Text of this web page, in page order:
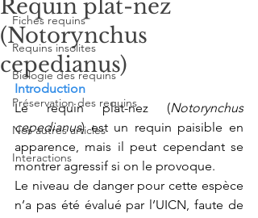
Fiches requins
Requins insolites
Biologie des requins
Préservation des requins
Nos autres articles
Interactions
Requin plat-nez
(Notorynchus
cepedianus)
Introduction
Le requin plat-nez (Notorynchus
cepedianus) est un requin paisible en
apparence, mais il peut cependant se
montrer agressif si on le provoque.
Le niveau de danger pour cette espèce
n’a pas été évalué par l’UICN, faute de